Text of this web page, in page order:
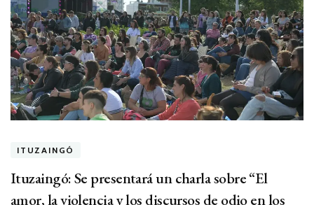
ITUZAINGÓ
Ituzaingó: Se presentará un charla sobre “El
amor, la violencia y los discursos de odio en los